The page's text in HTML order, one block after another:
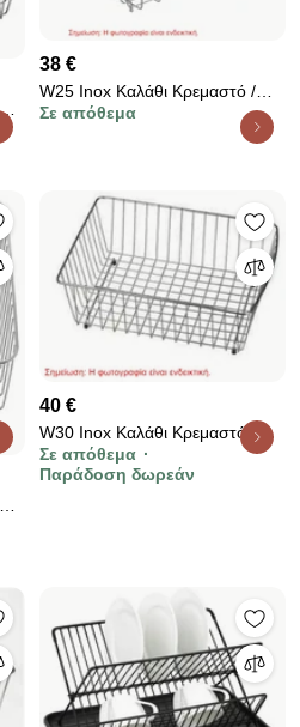
38 €
W25 Inox Καλάθι Κρεμαστό /
Πιατοθήκη Νεροχύτη 35x31cm
Σε απόθεμα
40 €
W30 Inox Καλάθι Κρεμαστό
39,5x29cm
Σε απόθεμα
Παράδοση δωρεάν